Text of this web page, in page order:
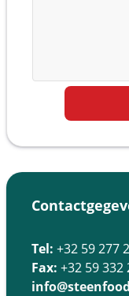
Tel: +32 59 277
Fax: +32 59 332